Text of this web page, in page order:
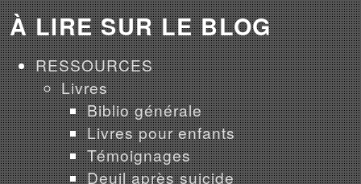
À LIRE SUR LE BLOG
RESSOURCES
Livres
Biblio générale
Livres pour enfants
Témoignages
Deuil après suicide